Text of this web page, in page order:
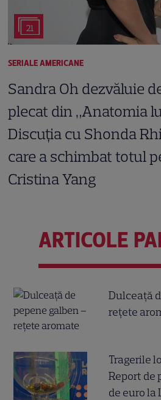
21
SERIALE AMERICANE
Sandra Oh dezvăluie
plecat din „Anatomia
Discuția cu Shonda
care a schimbat totul
Cristina Yang
ARTICOLE
Dulceață
rețete
Tragerile
Report de
de euro la